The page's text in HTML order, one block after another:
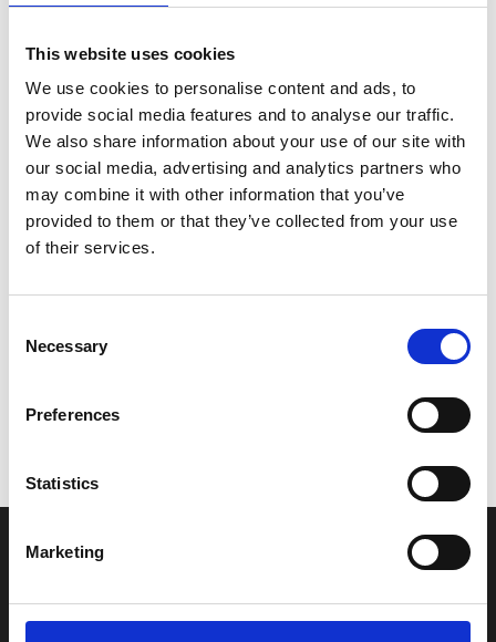
This website uses cookies
We use cookies to personalise content and ads, to
provide social media features and to analyse our traffic.
We also share information about your use of our site with
our social media, advertising and analytics partners who
may combine it with other information that you’ve
provided to them or that they’ve collected from your use
of their services.
Selection
Necessary
Preferences
Statistics
Marketing
Zoom
Leveringstid er 5-6 dag(e)
Model/varenr.: 6R3132000100
5.904,10 DKK
Vi oplever i øjeblikket store og hyppige prisændringer i markedet.
leveres, eller hvor prisen afviger fra det viste. Vi kontakter dig
naturligvis, hvis dette er tilfældet.
INFORMATIONER